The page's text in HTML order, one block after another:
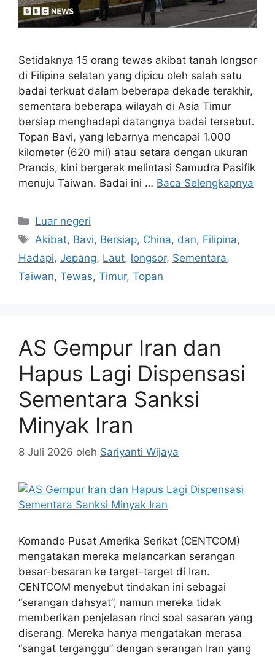
Setidaknya 15 orang tewas akibat tanah longsor
di Filipina selatan yang dipicu oleh salah satu
badai terkuat dalam beberapa dekade terakhir,
sementara beberapa wilayah di Asia Timur
bersiap menghadapi datangnya badai tersebut.
Topan Bavi, yang lebarnya mencapai 1.000
kilometer (620 mil) atau setara dengan ukuran
Prancis, kini bergerak melintasi Samudra Pasifik
menuju Taiwan. Badai ini … Baca Selengkapnya
Kategori
Luar negeri
Tag
Akibat, Bavi, Bersiap, China, dan, Filipina,
Hadapi, Jepang, Laut, longsor, Sementara,
Taiwan, Tewas, Timur, Topan
AS Gempur Iran dan
Hapus Lagi Dispensasi
Sementara Sanksi
Minyak Iran
8 Juli 2026 oleh Sariyanti Wijaya
Komando Pusat Amerika Serikat (CENTCOM)
mengatakan mereka melancarkan serangan
besar-besaran ke target-target di Iran.
CENTCOM menyebut tindakan ini sebagai
“serangan dahsyat”, namun mereka tidak
memberikan penjelasan rinci soal sasaran yang
diserang. Mereka hanya mengatakan merasa
“sangat terganggu” dengan serangan Iran yang